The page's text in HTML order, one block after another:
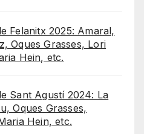
Felanitx 2025: Amaral,
Oques Grasses, Lori
Hein, etc.
Sant Agustí 2024: La
Oques Grasses,
Hein, etc.